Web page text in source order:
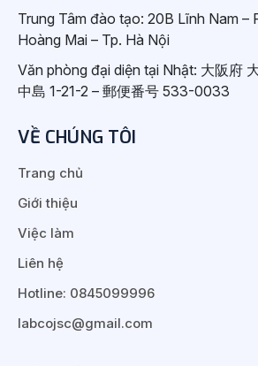
Trung Tâm đào tạo: 20B Lĩnh Nam –
Hoàng Mai – Tp. Hà Nội
Văn phòng đại diện tại Nhật: 大阪府
中島 1-21-2 – 郵便番号 533-0033
VỀ CHÚNG TÔI
Trang chủ
Giới thiệu
Việc làm
Liên hệ
Hotline: 0845099996
labcojsc@gmail.com